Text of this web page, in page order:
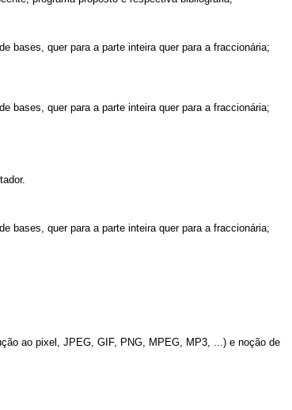
bases, quer para a parte inteira quer para a fraccionária;
bases, quer para a parte inteira quer para a fraccionária;
bases, quer para a parte inteira quer para a fraccionária;
ao pixel, JPEG, GIF, PNG, MPEG, MP3, ...) e noção de